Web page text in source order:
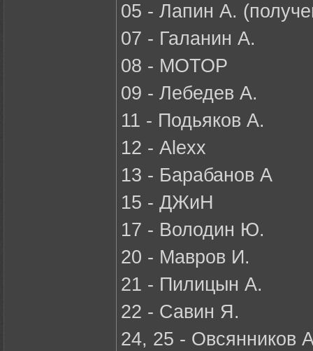
05 - Лапин А.
07 - Галанин А.
08 - МОТОР
09 - Лебедев А.
11 - Подьяков А.
12 - Alexx
13 - Барабанов А
15 - ДЖиН
17 - Володин Ю.
20 - Мавров И.
21 - Пилицын А.
22 - Савин Я.
24, 25 - Овсянников